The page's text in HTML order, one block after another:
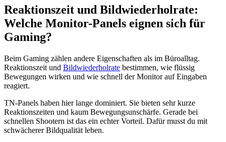
Reaktionszeit und Bildwiederholrate:
Welche Monitor-Panels eignen sich für
Gaming?
Beim Gaming zählen andere Eigenschaften als im Büroalltag.
Reaktionszeit und Bildwiederholrate bestimmen, wie flüssig
Bewegungen wirken und wie schnell der Monitor auf Eingaben
reagiert.
TN-Panels haben hier lange dominiert. Sie bieten sehr kurze
Reaktionszeiten und kaum Bewegungsunschärfe. Gerade bei
schnellen Shootern ist das ein echter Vorteil. Dafür musst du mit
schwächerer Bildqualität leben.